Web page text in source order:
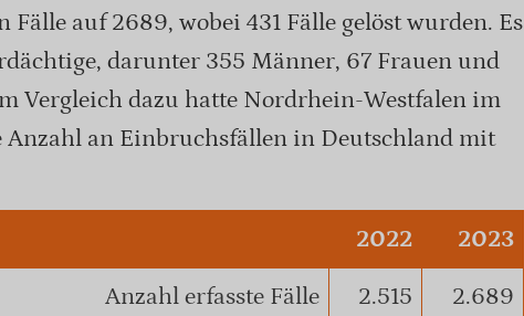
Fälle auf 2689, wobei 431 Fälle gelöst wurden. Es
darunter 355 Männer, 67 Frauen und
Vergleich dazu hatte Nordrhein-Westfalen im
Anzahl an Einbruchsfällen in Deutschland mit
2022 2023
Anzahl erfasste Fälle 2.515 2.689